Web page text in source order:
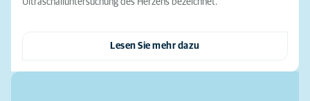
Ultraschalluntersuchung des Herzens bezeichnet.
Lesen Sie mehr dazu